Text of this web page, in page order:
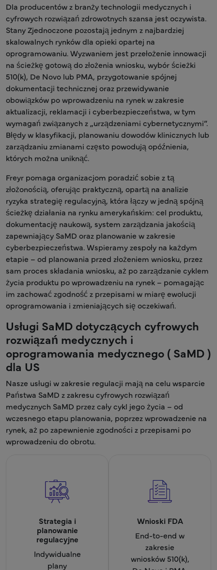
Dla producentów z branży technologii medycznych i
cyfrowych rozwiązań zdrowotnych szansa jest oczywista.
Stany Zjednoczone pozostają jednym z najbardziej
skalowalnych rynków dla opieki opartej na
oprogramowaniu. Wyzwaniem jest przełożenie innowacji
na ścieżkę gotową do złożenia wniosku, wybór ścieżki
510(k), De Novo lub PMA, przygotowanie spójnej
dokumentacji technicznej oraz przewidywanie
obowiązków po wprowadzeniu na rynek w zakresie
aktualizacji, reklamacji i cyberbezpieczeństwa, w tym
wymagań związanych z „urządzeniami cybernetycznymi”.
Błędy w klasyfikacji, planowaniu dowodów klinicznych lub
zarządzaniu zmianami często powodują opóźnienia,
których można uniknąć.
Freyr pomaga organizacjom poradzić sobie z tą
złożonością, oferując praktyczną, opartą na analizie
ryzyka strategię regulacyjną, która łączy w jedną spójną
ścieżkę działania na rynku amerykańskim: cel produktu,
dokumentację naukową, system zarządzania jakością
zapewniający SaMD oraz planowanie w zakresie
cyberbezpieczeństwa. Wspieramy zespoły na każdym
etapie – od planowania przed złożeniem wniosku, przez
sam proces składania wniosku, aż po zarządzanie cyklem
życia produktu po wprowadzeniu na rynek – pomagając
im zachować zgodność z przepisami w miarę ewolucji
oprogramowania i zmieniających się oczekiwań.
Usługi SaMD dotyczących cyfrowych
rozwiązań medycznych i
oprogramowania medycznego ( SaMD )
dla US
Nasze usługi w zakresie regulacji mają na celu wsparcie
Państwa SaMD z zakresu cyfrowych rozwiązań
medycznych SaMD przez cały cykl jego życia – od
wczesnego etapu planowania, poprzez wprowadzenie na
rynek, aż po zapewnienie zgodności z przepisami po
wprowadzeniu do obrotu.
Strategia i
planowanie
regulacyjne
Indywidualne
plany
Wnioski FDA
End-to-end w
zakresie
wniosków 510(k),